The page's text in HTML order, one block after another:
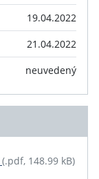
19.04.2022
21.04.2022
neuvedený
(.pdf, 148.99 kB)